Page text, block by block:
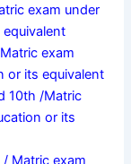
exam under
exam
or its equivalent
10th /Matric
or its
Matric exam